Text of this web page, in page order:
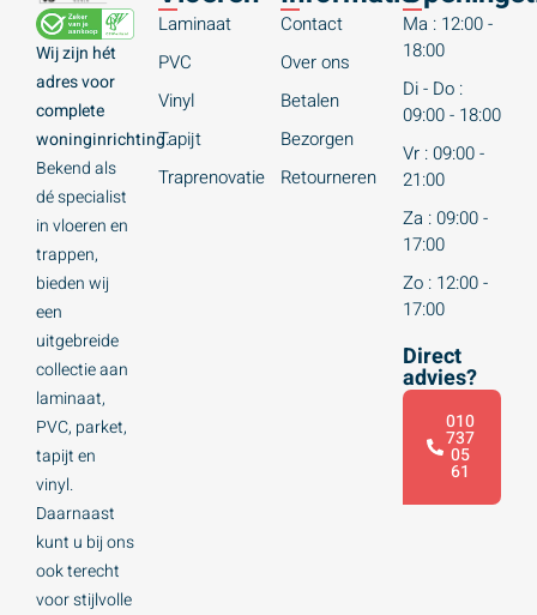
Wij zijn hét
adres voor
complete
woninginrichting.
Bekend als
dé specialist
in vloeren en
trappen,
bieden wij
een
uitgebreide
collectie aan
laminaat,
PVC, parket,
tapijt en
vinyl.
Daarnaast
kunt u bij ons
ook terecht
voor stijlvolle
Laminaat
PVC
Vinyl
Tapijt
Traprenovatie
Contact
Over ons
Betalen
Bezorgen
Retourneren
Ma : 12:00 -
18:00
Di - Do :
09:00 - 18:00
Vr : 09:00 -
21:00
Za : 09:00 -
17:00
Zo : 12:00 -
17:00
Direct
advies?
010
737
05
61